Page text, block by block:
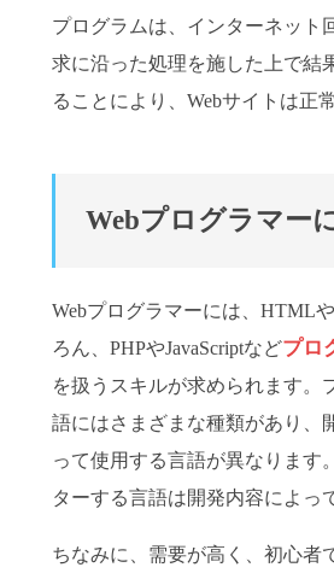
プログラムは、インターネット
求に沿った処理を施した上で結
ることにより、Webサイトは正
Webプログラマー
Webプログラマーには、HTML
ろん、PHPやJavaScriptなどプロ
を扱うスキルが求められます。
語にはさまざまな種類があり、
って使用する言語が異なります
ターする言語は開発内容によっ
ちなみに、需要が高く、初心者